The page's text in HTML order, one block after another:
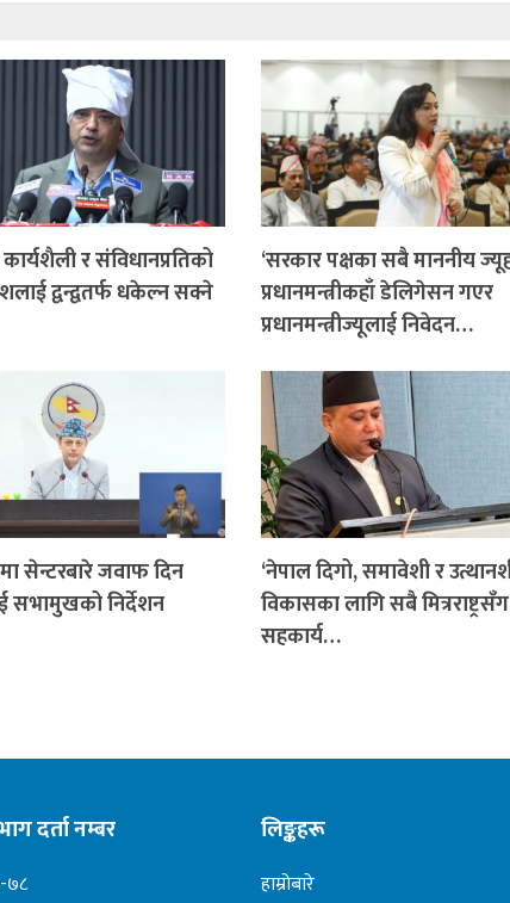
र संविधानप्रतिको
द्वन्द्वतर्फ धकेल्न सक्ने
‘सरकार पक्षका सबै माननीय
प्रधानमन्त्रीकहाँ डेलिगेसन गएर
प्रधानमन्त्रीज्यूलाई निवेदन…
सेन्टरबारे जवाफ दिन
सभामुखको निर्देशन
‘नेपाल दिगो, समावेशी र
विकासका लागि सबै मित्रराष्ट्रसँग
सहकार्य…
दर्ता नम्बर
७८
लिङ्कहरू
हाम्रोबारे